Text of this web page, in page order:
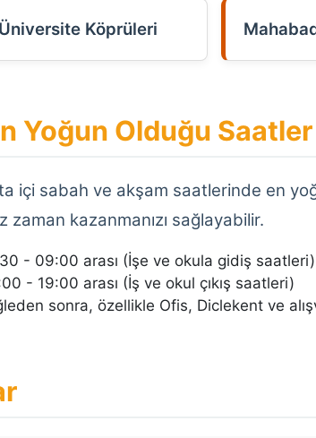
Üniversite Köprüleri
Yoğun Olduğu Saatler
içi sabah ve akşam saatlerinde en
kazanmanızı sağlayabilir.
- 09:00 arası (İşe ve okula gidiş saatleri)
- 19:00 arası (İş ve okul çıkış saatleri)
sonra, özellikle Ofis, Diclekent ve